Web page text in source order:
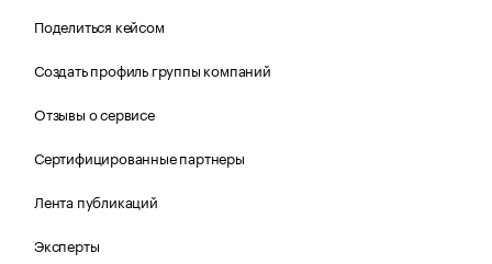
Поделиться кейсом
Создать профиль группы компаний
Отзывы о сервисе
Сертифицированные партнеры
Лента публикаций
Эксперты